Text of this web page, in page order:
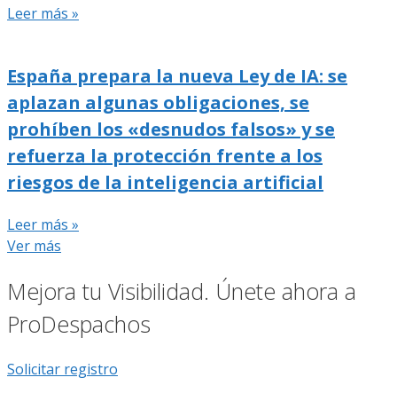
Leer más »
España prepara la nueva Ley de IA: se
aplazan algunas obligaciones, se
prohíben los «desnudos falsos» y se
refuerza la protección frente a los
riesgos de la inteligencia artificial
Leer más »
Ver más
Mejora tu Visibilidad. Únete ahora a
ProDespachos
Solicitar registro